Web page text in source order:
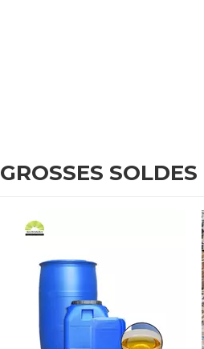
GROSSES SOLDES